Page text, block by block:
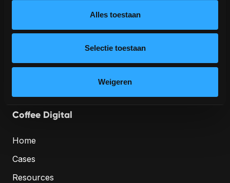
Alles toestaan
Selectie toestaan
Weigeren
Coffee Digital
Home
Cases
Resources